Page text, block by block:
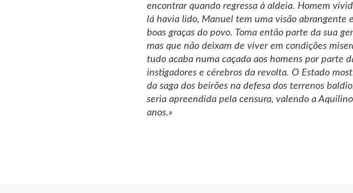
encontrar quando regressa à aldeia. Homem
lá havia lido, Manuel tem uma visão abrangente
boas graças do povo. Toma então parte da sua
mas que não deixam de viver em condições
tudo acaba numa caçada aos homens por parte
instigadores e cérebros da revolta. O Estado
da saga dos beirões na defesa dos terrenos
seria apreendida pela censura, valendo a
anos.»